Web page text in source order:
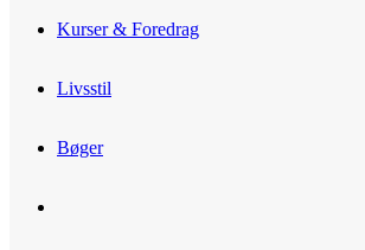
Kurser & Foredrag
Livsstil
Bøger